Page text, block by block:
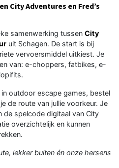
City Adventures en Fred’s
samenwerking tussen City
uit Schagen. De start is bij
vervoersmiddel uitkiest. Je
van: e-choppers, fatbikes, e-
outdoor escape games, bestel
de route van jullie voorkeur. Je
de spelcode digitaal van City
overzichtelijk en kunnen
lekker buiten én onze hersens